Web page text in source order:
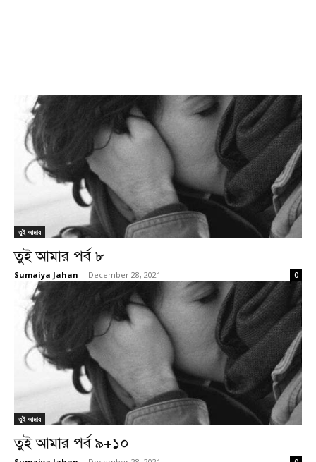
তুই আমার
তুই আমার পর্ব ৮
Sumaiya Jahan - December 28, 2021 0
তুই আমার
তুই আমার পর্ব ৯+১০